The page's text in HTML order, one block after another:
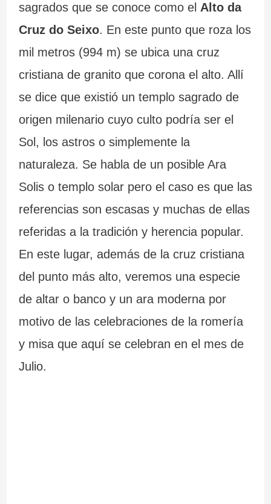
sagrados que se conoce como el Alto da
Cruz do Seixo. En este punto que roza los
mil metros (994 m) se ubica una cruz
cristiana de granito que corona el alto. Allí
se dice que existió un templo sagrado de
origen milenario cuyo culto podría ser el
Sol, los astros o simplemente la
naturaleza. Se habla de un posible Ara
Solis o templo solar pero el caso es que las
referencias son escasas y muchas de ellas
referidas a la tradición y herencia popular.
En este lugar, además de la cruz cristiana
del punto más alto, veremos una especie
de altar o banco y un ara moderna por
motivo de las celebraciones de la romería
y misa que aquí se celebran en el mes de
Julio.